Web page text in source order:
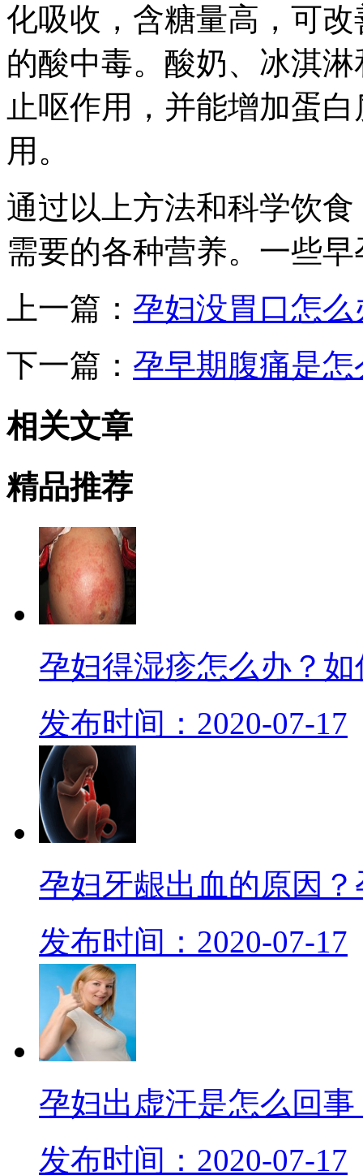
化吸收，含糖量高，可
的酸中毒。酸奶、冰淇
止呕作用，并能增加蛋
用。
通过以上方法和科学饮
需要的各种营养。一些
上一篇： 孕妇没胃口怎么
下一篇： 孕早期腹痛是怎
相关文章
精品推荐
孕妇得湿疹怎么办？
发布时间：2020-07-17
孕妇牙龈出血的原因
发布时间：2020-07-17
孕妇出虚汗是怎么回
发布时间：2020-07-17